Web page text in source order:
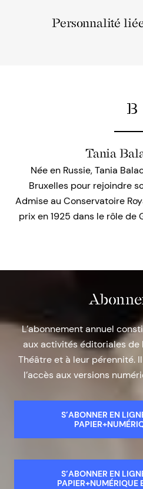
Personnalité
B
Tania
Née en Russie, Tania
Bruxelles pour rejoindre
Admise au Conservatoire
prix en 1925 dans le rôle de
L’abonnement annuel
aux activités éditoriales de
Théâtre et à leur pérennité.
l’accès aux versions
S’ABONNER EN
S’ABONNER EN
PAPIER+NUMÉRIQUE